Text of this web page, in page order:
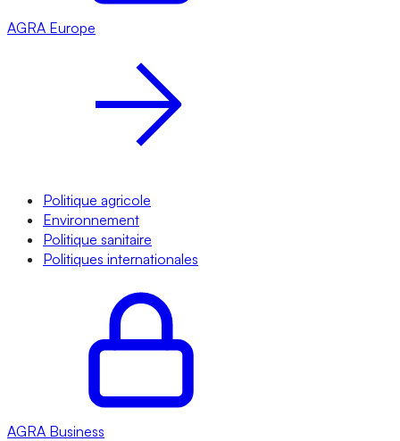
AGRA Europe
Politique agricole
Environnement
Politique sanitaire
Politiques internationales
AGRA Business